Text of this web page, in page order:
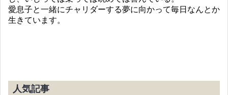
愛息子と一緒にチャリダーする夢に向かって毎日なんとか
生きています。
人気記事